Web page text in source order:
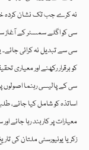
نہ کرے جب تک نشان کردہ
سی سے تبدیل نہ کرائی
کو برقرار رکھنے اور معیاری
سی کے پالیسی رہنما اصولوں
اساتذہ کو شامل کیا جائے،
معیارات پر کاربند رہا جائے
زکریا یونیورسٹی ملتان کی